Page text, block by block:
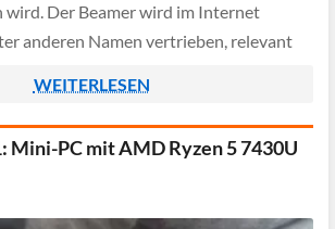
wird. Der Beamer wird im Internet
anderen Namen vertrieben, relevant
WEITERLESEN
Mini-PC mit AMD Ryzen 5 7430U